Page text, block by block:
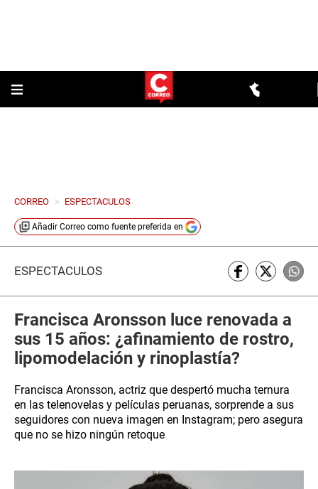
CORREO > ESPECTACULOS
Añadir Correo como fuente preferida en
ESPECTÁCULOS
Francisca Aronsson luce renovada a
sus 15 años: ¿afinamiento de rostro,
lipomodelación y rinoplastía?
Francisca Aronsson, actriz que despertó mucha ternura
en las telenovelas y películas peruanas, sorprende a sus
seguidores con nueva imagen en Instagram; pero asegura
que no se hizo ningún retoque